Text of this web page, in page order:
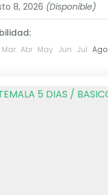
8, 2026 (Disponible)
Mar Abr May Jun Jul Ago